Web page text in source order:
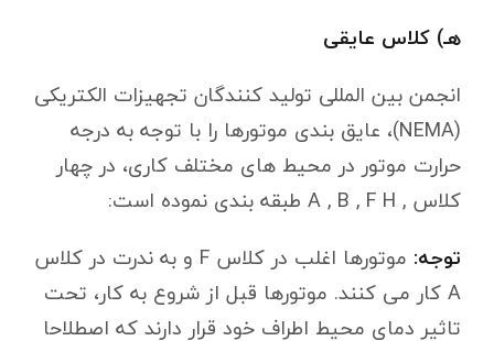
هـ) کلاس عایقی
انجمن بین المللی تولید کنندگان تجهیزات الکتریکی
(NEMA)، عایق بندی موتورها را با توجه به درجه
حرارت موتور در محیط های مختلف کاری، در چهار
کلاس , A , B , F H طبقه بندی نموده است:
توجه:
موتورها اغلب در کلاس F و به ندرت در کلاس
A کار می کنند. موتورها قبل از شروع به کار، تحت
تاثیر دمای محیط اطراف خود قرار دارند که اصطلاحا